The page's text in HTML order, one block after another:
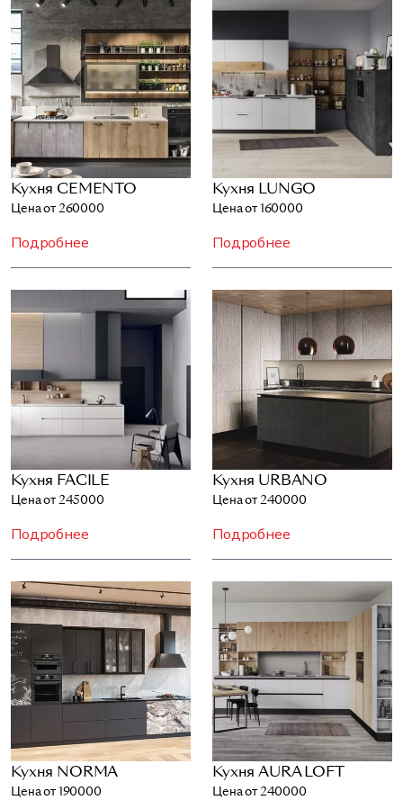
Кухня CEMENTO
Цена от 260000
Подробнее
Кухня LUNGO
Цена от 160000
Подробнее
Кухня FACILE
Цена от 245000
Подробнее
Кухня URBANO
Цена от 240000
Подробнее
Кухня NORMA
Цена от 190000
Кухня AURA LOFT
Цена от 240000